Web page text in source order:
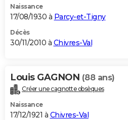
Naissance
17/08/1930 à Parcy-et-Tigny
Décès
30/11/2010 à Chivres-Val
Louis GAGNON (88 ans)
Créer une cagnotte obsèques
Naissance
17/12/1921 à Chivres-Val